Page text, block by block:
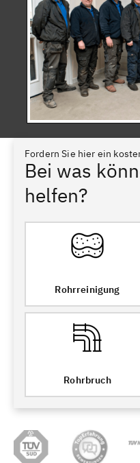
Fordern Sie hier ein
Bei was
helfen?
Rohrreinigung
Rohrbruch